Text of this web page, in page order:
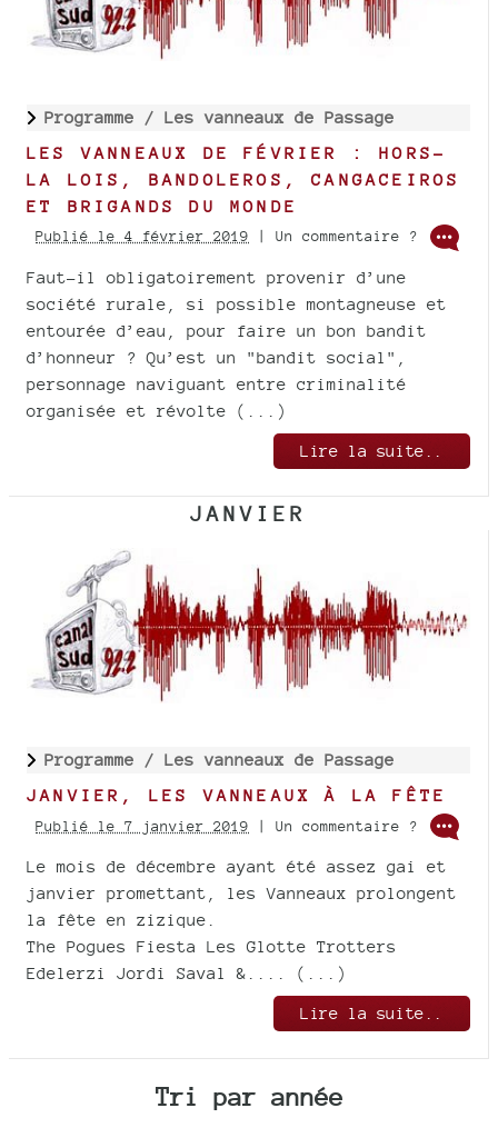
Programme / Les vanneaux de Passage
LES VANNEAUX DE FÉVRIER : HORS-
LA LOIS, BANDOLEROS, CANGACEIROS
ET BRIGANDS DU MONDE
Publié le 4 février 2019 | Un commentaire ?
Faut-il obligatoirement provenir d’une
société rurale, si possible montagneuse et
entourée d’eau, pour faire un bon bandit
d’honneur ? Qu’est un "bandit social",
personnage naviguant entre criminalité
organisée et révolte (...)
Lire la suite..
JANVIER
Programme / Les vanneaux de Passage
JANVIER, LES VANNEAUX À LA FÊTE
Publié le 7 janvier 2019 | Un commentaire ?
Le mois de décembre ayant été assez gai et
janvier promettant, les Vanneaux prolongent
la fête en zizique.
The Pogues Fiesta Les Glotte Trotters
Edelerzi Jordi Saval &.... (...)
Lire la suite..
Tri par année